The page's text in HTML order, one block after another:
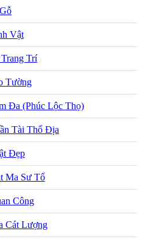
Vật
Trí
Tường
Đa (Phúc Lộc Thọ)
Tài Thổ Địa
Đẹp
Ma Sư Tổ
Công
Cát Lượng